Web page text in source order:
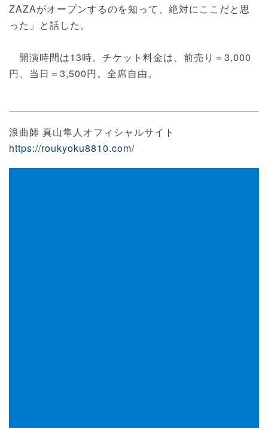
ZAZAがオープンするのを知って、絶対にここだと思
った」と話した。
開演時間は13時。チケット料金は、前売り＝3,000
円、当日＝3,500円。全席自由。
浪曲師 真山隼人オフィシャルサイト
https://roukyoku8810.com/